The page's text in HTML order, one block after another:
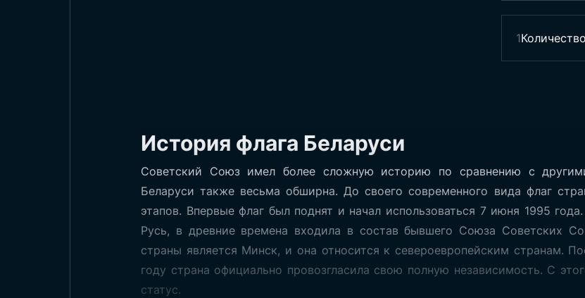
Флаг
1Количество
История флага Беларуси
Советский Союз имел более сложную историю по сравнению с
Беларуси также весьма обширна. До своего современного вида флаг
этапов. Впервые флаг был поднят и начал использоваться 7 июня 1995
Русь, в древние времена входила в состав бывшего Союза Советских
страны является Минск, и она относится к североевропейским странам.
году страна официально провозгласила свою полную независимость. С
статус.